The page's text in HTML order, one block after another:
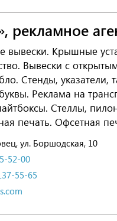
рекламное
вывески. Крышные
Вывески с
Стенды,
Реклама на
Стеллы,
печать. Офсетная
ул. Боршодская, 10
52-00
55-65